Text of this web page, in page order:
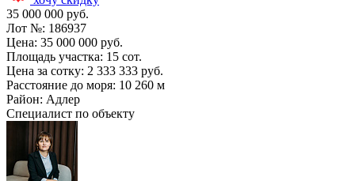
35 000 000 руб.
Лот №: 186937
Цена: 35 000 000 руб.
Площадь участка: 15 сот.
Цена за сотку: 2 333 333 руб.
Расстояние до моря: 10 260 м
Район: Адлер
Специалист по объекту